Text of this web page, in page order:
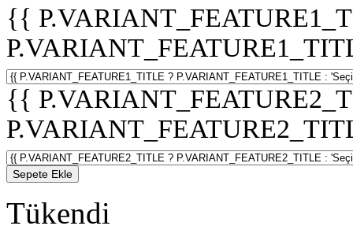
{{
{{
Sepete Ekle
Tükendi